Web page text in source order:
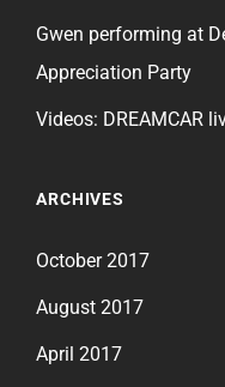
Gwen performing at
Appreciation Party
Videos: DREAMCAR
ARCHIVES
October 2017
August 2017
April 2017